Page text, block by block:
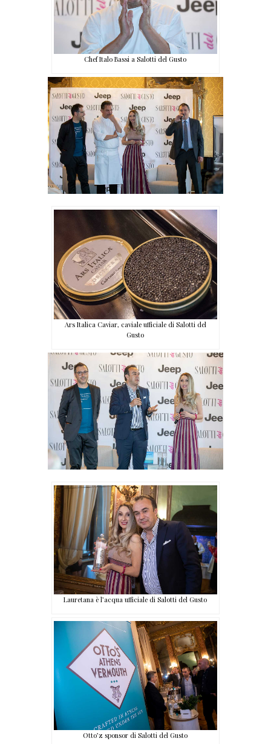
Chef Italo Bassi a Salotti del Gusto
Ars Italica Caviar, caviale ufficiale di Salotti del
Gusto
Lauretana è l’acqua ufficiale di Salotti del Gusto
Otto’z sponsor di Salotti del Gusto